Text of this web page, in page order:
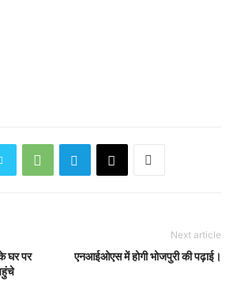
घर पर
Next article
एनआईओएस में होगी भोजपुरी की पढ़ाई।